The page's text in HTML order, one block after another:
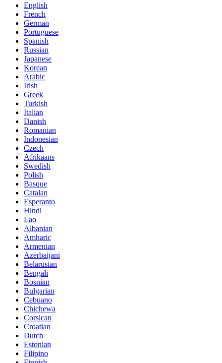
English
French
German
Portuguese
Spanish
Russian
Japanese
Korean
Arabic
Irish
Greek
Turkish
Italian
Danish
Romanian
Indonesian
Czech
Afrikaans
Swedish
Polish
Basque
Catalan
Esperanto
Hindi
Lao
Albanian
Amharic
Armenian
Azerbaijani
Belarusian
Bengali
Bosnian
Bulgarian
Cebuano
Chichewa
Corsican
Croatian
Dutch
Estonian
Filipino